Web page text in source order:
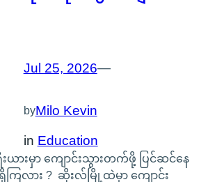
Jul 25, 2026—
byMilo Kevin
in Education
ယားမှာ ကျောင်းသွားတက်ဖို့ ပြင်ဆင်နေ
ြလား ? ဆိုးလ်မြို့ထဲမှာ ကျောင်း